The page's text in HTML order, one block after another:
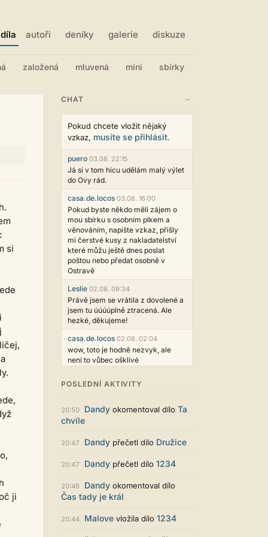
díla autoři deníky galerie diskuze
založená mluvená mini sbírky
si
ji
CHAT −
Pokud chcete vložit nějaký
vzkaz, musíte se přihlásit.
puero 03.08. 22:15
Já si v tom hicu udělám malý výlet
do Ovy rád.
casa.de.locos 03.08. 16:00
Pokud byste někdo měli zájem o
mou sbírku s osobním plkem a
věnováním, napište vzkaz, přišly
mi čerstvé kusy z nakladatelství
které můžu ještě dnes poslat
poštou nebo předat osobně v
Ostravě
Leslie 02.08. 09:34
Právě jsem se vrátila z dovolené a
jsem tu úúúúplně ztracená. Ale
hezké, děkujeme!
casa.de.locos 02.08. 02:04
wow, toto je hodně nezvyk, ale
není to vůbec ošklivé
Jarda468
Už i počet přečtení jde vidět,
myslím také už v pořádku,
perfektní práce :)
Singularis
30.07. 06:19
Líbí se mi tmavá varianta nového
vzhledu. Na některých místech
jsou sice mezi prvky příliš velké
mezery, ale když mě to bude štvát,
určitě to půjde upravit místním
stylem... Celkově je styl dobře
POSLEDNÍ AKTIVITY
20:50 Dandy okomentoval dílo Ta
chvíle
20:47 Dandy přečetl dílo Družice
20:47 Dandy přečetl dílo 1234
20:46 Dandy okomentoval dílo
Čas tady je král
20:44 Malove vložila dílo 1234